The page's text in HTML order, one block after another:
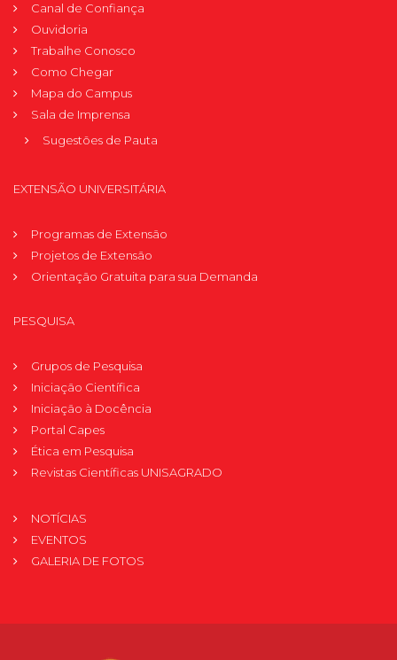
Canal de Confiança
Ouvidoria
Trabalhe Conosco
Como Chegar
Mapa do Campus
Sala de Imprensa
Sugestões de Pauta
EXTENSÃO UNIVERSITÁRIA
Programas de Extensão
Projetos de Extensão
Orientação Gratuita para sua Demanda
PESQUISA
Grupos de Pesquisa
Iniciação Científica
Iniciação à Docência
Portal Capes
Ética em Pesquisa
Revistas Científicas UNISAGRADO
NOTÍCIAS
EVENTOS
GALERIA DE FOTOS